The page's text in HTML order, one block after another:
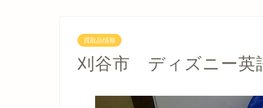
買取品情報
刈谷市 ディズニー英